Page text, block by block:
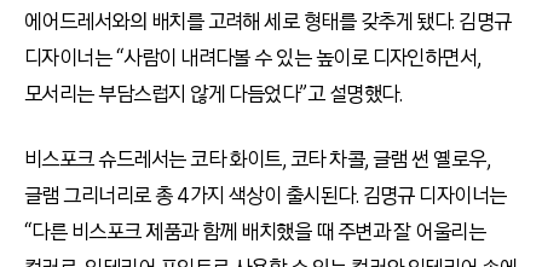
에어드레서와의 배치를 고려해 세로 형태를 갖추게 됐다. 김명규
디자이너는 “사람이 내려다볼 수 있는 높이로 디자인하면서,
모서리는 부담스럽지 않게 다듬었다”고 설명했다.
비스포크 슈드레서는 코타 화이트, 코타 차콜, 글램 썬 옐로우,
글램 그리너리로 총 4가지 색상이 출시된다. 김명규 디자이너는
“다른 비스포크 제품과 함께 배치했을 때 주변과 잘 어울리는